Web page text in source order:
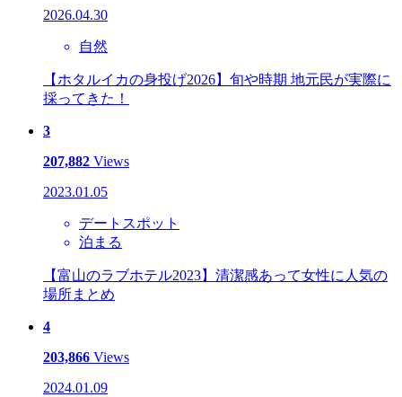
2026.04.30
自然
【ホタルイカの身投げ2026】旬や時期 地元民が実際に
採ってきた！
3
207,882 Views
2023.01.05
デートスポット
泊まる
【富山のラブホテル2023】清潔感あって女性に人気の
場所まとめ
4
203,866 Views
2024.01.09